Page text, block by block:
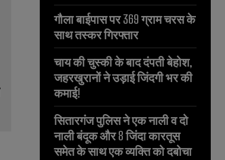
गौला बाईपास पर 369 ग्राम चरस के
साथ तस्कर गिरफ्तार
चाय की चुस्की के बाद दंपती बेहोश,
जहरखुरानों ने उड़ाई जिंदगी भर की
कमाई!
सितारगंज पुलिस ने एक नाली व दो
नाली बंदूक और 8 जिंदा कारतूस
समेत के साथ एक व्यक्ति को दबोचा